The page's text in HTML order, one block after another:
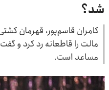
شد؟
کامران قاسم‌پور، قهرمان
مالت را قاطعانه رد کرد و
مساعد است.